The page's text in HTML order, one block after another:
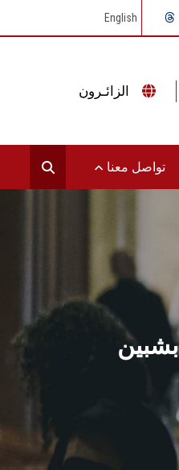
English
تواصل معنا
بشبين